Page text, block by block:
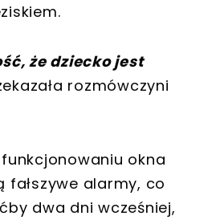
że dziecko jest
rozmówczyni
okna
fałszywe alarmy, co
dwa dni wcześniej,